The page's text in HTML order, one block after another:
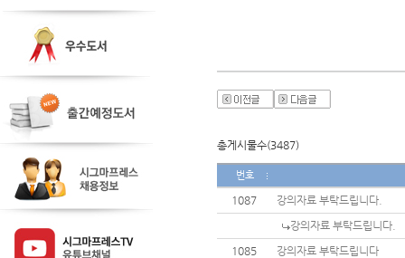
총게시물수(3487)
번호
1087
강의자료 부탁드립니다.
강의자료 부탁드립니다.
1085
강의자료 부탁드립니다